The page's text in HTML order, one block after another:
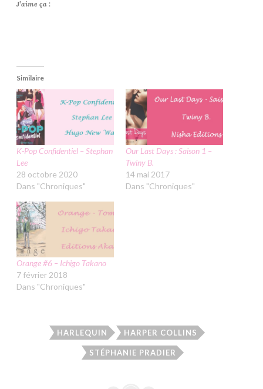
J’aime ça :
Similaire
K-Pop Confidentiel – Stephan
Lee
28 octobre 2020
Dans "Chroniques"
Our Last Days : Saison 1 –
Twiny B.
14 mai 2017
Dans "Chroniques"
Orange #6 – Ichigo Takano
7 février 2018
Dans "Chroniques"
HARLEQUIN HARPER COLLINS
STÉPHANIE PRADIER